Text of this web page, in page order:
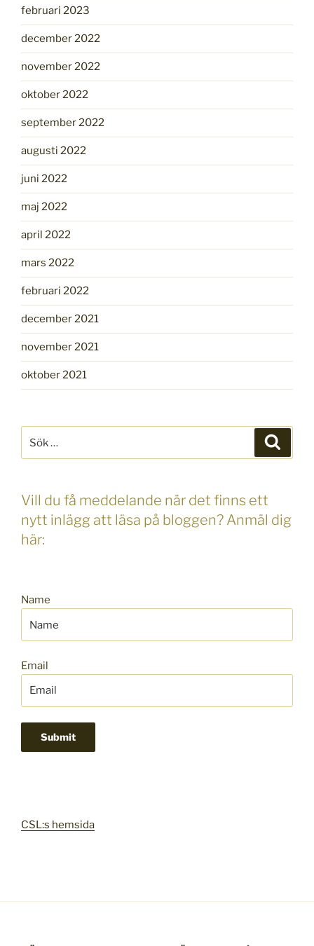
februari 2023
december 2022
november 2022
oktober 2022
september 2022
augusti 2022
juni 2022
maj 2022
april 2022
mars 2022
februari 2022
december 2021
november 2021
oktober 2021
efter:
Vill du få meddelande när det finns ett
nytt inlägg att läsa på bloggen? Anmäl dig
här:
Name
Email
CSL:s hemsida